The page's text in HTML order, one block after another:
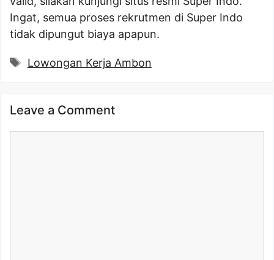
Ingat, semua proses rekrutmen di Super Indo
tidak dipungut biaya apapun.
Tags
Lowongan Kerja Ambon
Leave a Comment